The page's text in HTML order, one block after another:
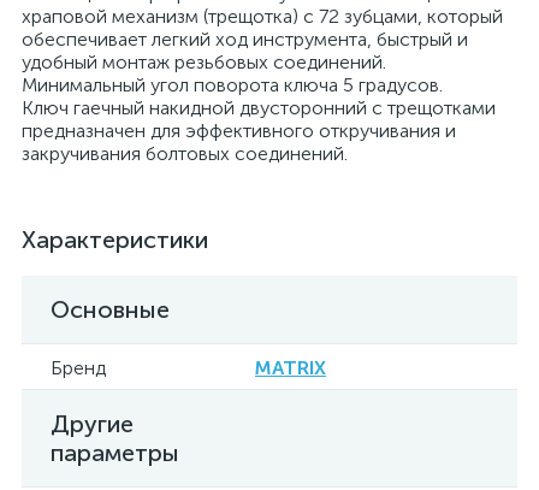
храповой механизм (трещотка) с 72 зубцами, который
обеспечивает легкий ход инструмента, быстрый и
удобный монтаж резьбовых соединений.
Минимальный угол поворота ключа 5 градусов.
Ключ гаечный накидной двусторонний с трещотками
предназначен для эффективного откручивания и
закручивания болтовых соединений.
Характеристики
Основные
Бренд MATRIX
Другие
параметры